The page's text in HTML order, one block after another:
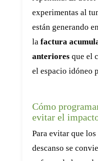
experimentas al
están generando
la factura
anteriores que el
el espacio idóneo
Cómo
evitar el
Para evitar que
descanso se